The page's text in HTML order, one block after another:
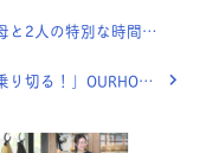
」OURHOME WEB LETTER
「花粉の時期、うるおいたっぷりで乗り切る！」OURHOME WEB LETTER